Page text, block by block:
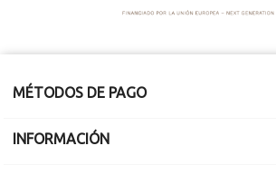
MÉTODOS DE PAGO
INFORMACIÓN